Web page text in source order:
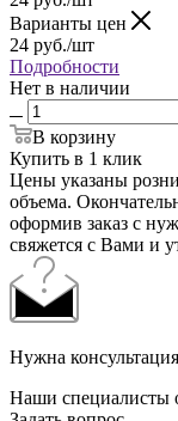
Варианты цен
24 руб./шт
Подробности
Нет в наличии
В корзину
Купить в 1 клик
Цены указаны
объема.
оформив заказ с
свяжется с Вами и
Нужна
Наши специалисты